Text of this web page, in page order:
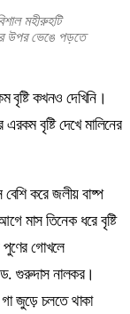
মহীরুহটি
উপর ভেঙে পড়তে
বৃষ্টি কখনও দেখিনি।
বৃষ্টি দেখে মালিনের
করে জলীয় বাষ্প
মাস তিনেক ধরে বৃষ্টি
পুণের গোখলে
ড. গুরুদাস নালকর।
গা জুড়ে চলতে থাকা